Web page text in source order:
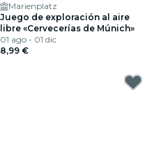
Marienplatz
Juego de exploración al aire
libre «Cervecerías de Múnich»
01 ago - 01 dic
8,99 €